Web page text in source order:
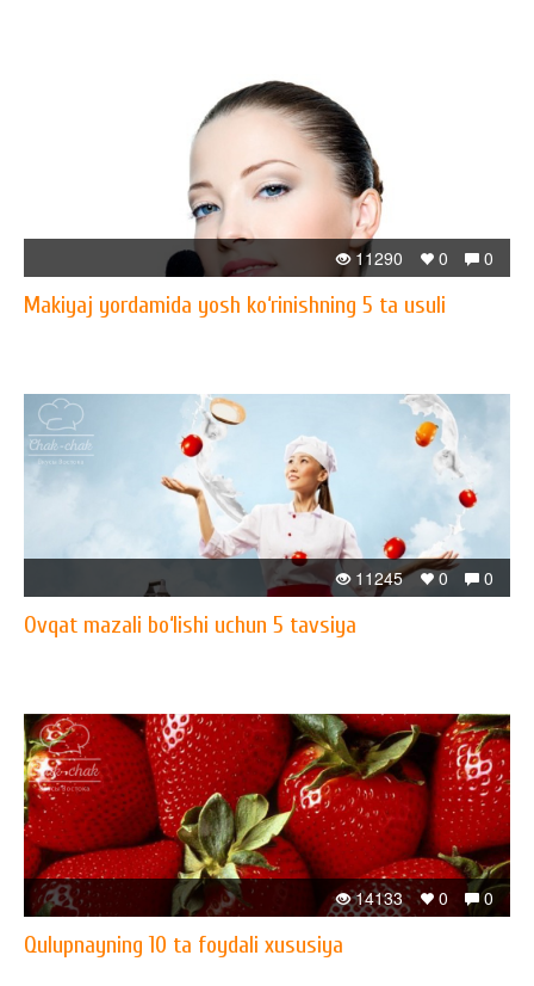
0
0
11290
Makiyaj yordamida yosh ko‘rinishning 5 ta usuli
0
0
11245
Ovqat mazali bo‘lishi uchun 5 tavsiya
0
0
14133
Qulupnayning 10 ta foydali xususiya